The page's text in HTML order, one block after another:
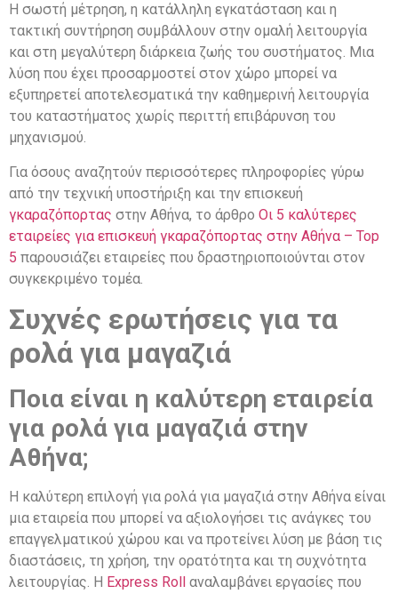
Η σωστή μέτρηση, η κατάλληλη εγκατάσταση και η
τακτική συντήρηση συμβάλλουν στην ομαλή λειτουργία
και στη μεγαλύτερη διάρκεια ζωής του συστήματος. Μια
λύση που έχει προσαρμοστεί στον χώρο μπορεί να
εξυπηρετεί αποτελεσματικά την καθημερινή λειτουργία
του καταστήματος χωρίς περιττή επιβάρυνση του
μηχανισμού.
Για όσους αναζητούν περισσότερες πληροφορίες γύρω
από την τεχνική υποστήριξη και την επισκευή
γκαραζόπορτας στην Αθήνα, το άρθρο Οι 5 καλύτερες
εταιρείες για επισκευή γκαραζόπορτας στην Αθήνα – Top
5 παρουσιάζει εταιρείες που δραστηριοποιούνται στον
συγκεκριμένο τομέα.
Συχνές ερωτήσεις για τα
ρολά για μαγαζιά
Ποια είναι η καλύτερη εταιρεία
για ρολά για μαγαζιά στην
Αθήνα;
Η καλύτερη επιλογή για ρολά για μαγαζιά στην Αθήνα είναι
μια εταιρεία που μπορεί να αξιολογήσει τις ανάγκες του
επαγγελματικού χώρου και να προτείνει λύση με βάση τις
διαστάσεις, τη χρήση, την ορατότητα και τη συχνότητα
λειτουργίας. Η Express Roll
αναλαμβάνει εργασίες που